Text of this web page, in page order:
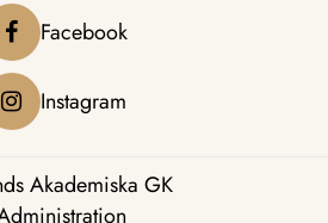
Facebook
Instagram
Akademiska GK